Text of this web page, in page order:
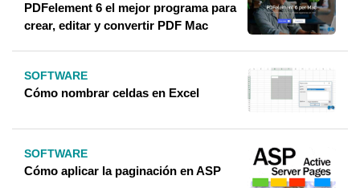
PDFelement 6 el mejor programa para
crear, editar y convertir PDF Mac
SOFTWARE
Cómo nombrar celdas en Excel
SOFTWARE
Cómo aplicar la paginación en ASP